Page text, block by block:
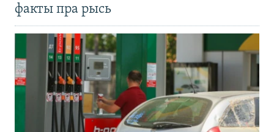
факты пра рысь